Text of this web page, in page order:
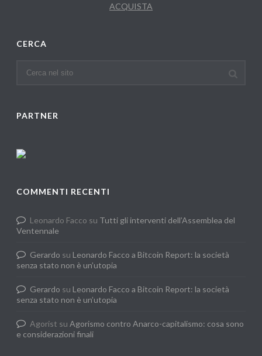
ACQUISTA
CERCA
PARTNER
COMMENTI RECENTI
Leonardo Facco su Tutti gli interventi dell’Assemblea del
Ventennale
Gerardo su Leonardo Facco a Bitcoin Report: la società
senza stato non è un’utopia
Gerardo su Leonardo Facco a Bitcoin Report: la società
senza stato non è un’utopia
Agorist suAgorismo contro Anarco-capitalismo: cosa sono
e considerazioni finali